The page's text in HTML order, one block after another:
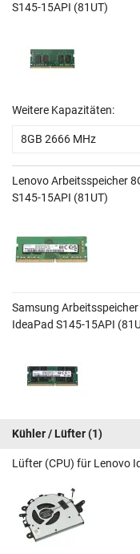
S145-15API (81UT)
Weitere Kapazitäten:
8GB 2666 MHz
Lenovo Arbeitsspeicher
S145-15API (81UT)
Samsung
IdeaPad S145-15API
Kühler / Lüfter(1)
Lüfter (CPU) für Lenovo